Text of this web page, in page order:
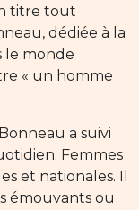
titre tout
dédiée à la
le monde
« un homme
a suivi
Femmes
et nationales. Il
émouvants ou